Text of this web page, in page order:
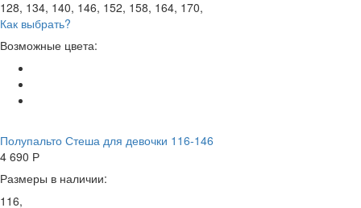
128, 134, 140, 146, 152, 158, 164, 170,
Как выбрать?
Возможные цвета:
Полупальто Стеша для девочки 116-146
4 690 Р
Размеры в наличии:
116,